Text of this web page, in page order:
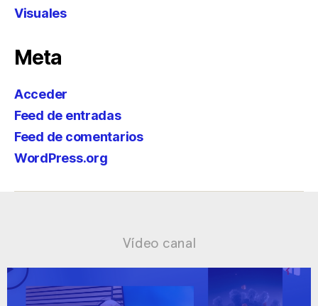
Visuales
Meta
Acceder
Feed de entradas
Feed de comentarios
WordPress.org
Vídeo canal